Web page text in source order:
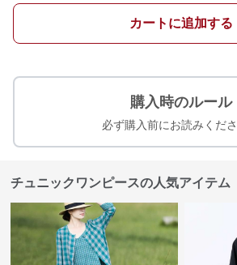
カートに追加する
購入時のルール
必ず購入前にお読みくださ
チュニックワンピースの人気アイテム